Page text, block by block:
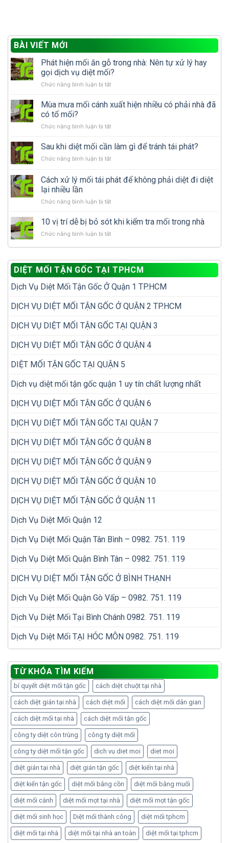
BÀI VIẾT MỚI
Phát hiện mối ăn gỗ trong nhà: Nên tự xử lý hay
gọi dịch vụ diệt mối?
Chức năng bình luận bị tắtở
hiện
gỗ
nhà:
tự
lý
diệt
mối?
Mùa mưa mối cánh xuất hiện nhiều có phải nhà đã
có tổ mối?
Chức năng bình luận bị tắtở
mưa
cánh
hiện
phải
đã
mối?
Sau khi diệt mối cần làm gì để tránh tái phát?
Chức năng bình luận bị tắtở
khi
diệt
cần
gì
tránh
Cách xử lý mối tái phát để không phải diệt đi diệt
lại nhiều lần
Chức năng bình luận bị tắtở
xử
mối
để
không
diệt
diệt
nhiều
10 vị trí dễ bị bỏ sót khi kiểm tra mối trong nhà
Chức năng bình luận bị tắtở
trí
dễ
bị
bỏ
khi
mối
nhà
DIỆT MỐI TẬN GỐC TẠI TPHCM
Dịch Vụ Diệt Mối Tận Gốc Ở Quận 1 TP.HCM
DỊCH VỤ DIỆT MỐI TẬN GỐC Ở QUẬN 2 TP.HCM
DỊCH VỤ DIỆT MỐI TẬN GỐC TẠI QUẬN 3
DỊCH VỤ DIỆT MỐI TẬN GỐC Ở QUẬN 4
DIỆT MỐI TẬN GỐC TẠI QUẬN 5
Dịch vụ diệt mối tận gốc quận 1 uy tín chất lượng nhất
DỊCH VỤ DIỆT MỐI TẬN GỐC Ở QUẬN 6
DỊCH VỤ DIỆT MỐI TẬN GỐC TẠI QUẬN 7
DỊCH VỤ DIỆT MỐI TẬN GỐC Ở QUẬN 8
DỊCH VỤ DIỆT MỐI TẬN GỐC Ở QUẬN 9
DỊCH VỤ DIỆT MỐI TẬN GỐC Ở QUẬN 10
DỊCH VỤ DIỆT MỐI TẬN GỐC Ở QUẬN 11
Dịch Vụ Diệt Mối Quận 12
Dịch Vụ Diệt Mối Quận Tân Bình – 0982. 751. 119
Dịch Vụ Diệt Mối Quận Bình Tân – 0982. 751. 119
DỊCH VỤ DIỆT MỐI TẬN GỐC Ở BÌNH THẠNH
Dịch Vụ Diệt Mối Quận Gò Vấp – 0982. 751. 119
Dịch Vụ Diệt Mối Tại Bình Chánh 0982. 751. 119
Dịch Vụ Diệt Mối TẠI HÓC MÔN 0982. 751. 119
TỪ KHÓA TÌM KIẾM
bí quyết diệt mối tận gốc cách diệt chuột tại nhà
cách diệt gián tại nhà cách diệt mối cách diệt mối dân gian
cách diệt mối tại nhà cách diệt mối tận gốc
công ty diệt côn trùng công ty diệt mối
công ty diệt mối tận gốc dich vu diet moi diet moi
diệt gián tại nhà diệt gián tận gốc diệt kiến tại nhà
diệt kiến tận gốc diệt mối bằng cồn diệt mối bằng muối
diệt mối cánh diệt mối mọt tại nhà diệt mối mọt tận gốc
diệt mối sinh học Diệt mối thành công diệt mối tphcm
diệt mối tại nhà diệt mối tại nhà an toàn diệt mối tại tphcm